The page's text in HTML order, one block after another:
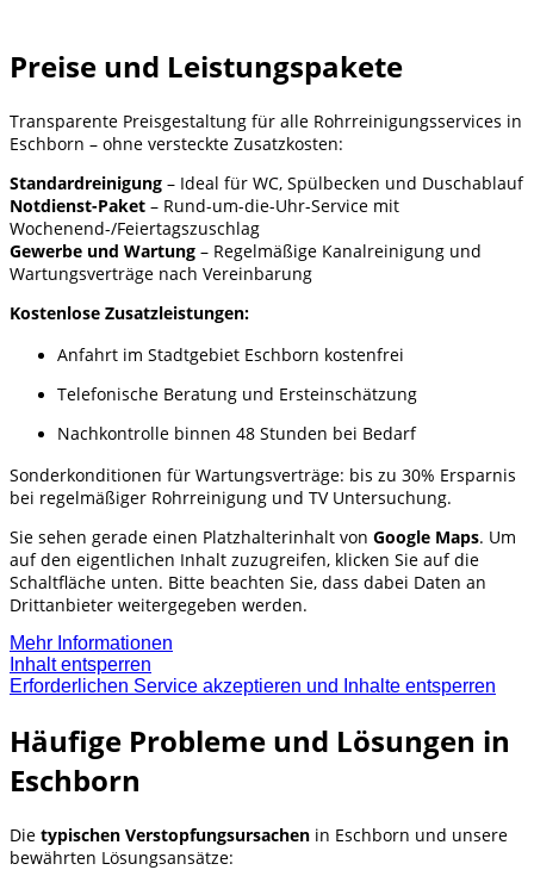
Preise und Leistungspakete
Transparente Preisgestaltung für alle Rohrreinigungsservices in
Eschborn – ohne versteckte Zusatzkosten:
Standardreinigung – Ideal für WC, Spülbecken und Duschablauf
Notdienst-Paket – Rund-um-die-Uhr-Service mit
Wochenend-/Feiertagszuschlag
Gewerbe und Wartung – Regelmäßige Kanalreinigung und
Wartungsverträge nach Vereinbarung
Kostenlose Zusatzleistungen:
Anfahrt im Stadtgebiet Eschborn kostenfrei
Telefonische Beratung und Ersteinschätzung
Nachkontrolle binnen 48 Stunden bei Bedarf
Sonderkonditionen für Wartungsverträge: bis zu 30% Ersparnis
bei regelmäßiger Rohrreinigung und TV Untersuchung.
Sie sehen gerade einen Platzhalterinhalt von Google Maps. Um
auf den eigentlichen Inhalt zuzugreifen, klicken Sie auf die
Schaltfläche unten. Bitte beachten Sie, dass dabei Daten an
Drittanbieter weitergegeben werden.
Mehr Informationen
Inhalt entsperren
Erforderlichen Service akzeptieren und Inhalte entsperren
Häufige Probleme und Lösungen in
Eschborn
Die typischen Verstopfungsursachen in Eschborn und unsere
bewährten Lösungsansätze: